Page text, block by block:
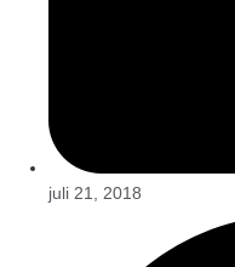
juli 21, 2018